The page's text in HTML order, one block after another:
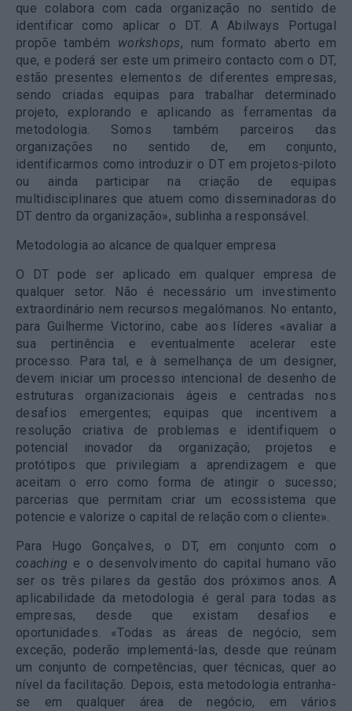
que colabora com cada organização no sentido de
identificar como aplicar o DT. A Abilways Portugal
propõe também workshops, num formato aberto em
que, e poderá ser este um primeiro contacto com o DT,
estão presentes elementos de diferentes empresas,
sendo criadas equipas para trabalhar determinado
projeto, explorando e aplicando as ferramentas da
metodologia. Somos também parceiros das
organizações no sentido de, em conjunto,
identificarmos como introduzir o DT em projetos-piloto
ou ainda participar na criação de equipas
multidisciplinares que atuem como disseminadoras do
DT dentro da organização», sublinha a responsável.
Metodologia ao alcance de qualquer empresa
O DT pode ser aplicado em qualquer empresa de
qualquer setor. Não é necessário um investimento
extraordinário nem recursos megalómanos. No entanto,
para Guilherme Victorino, cabe aos líderes «avaliar a
sua pertinência e eventualmente acelerar este
processo. Para tal, e à semelhança de um designer,
devem iniciar um processo intencional de desenho de
estruturas organizacionais ágeis e centradas nos
desafios emergentes; equipas que incentivem a
resolução criativa de problemas e identifiquem o
potencial inovador da organização; projetos e
protótipos que privilegiam a aprendizagem e que
aceitam o erro como forma de atingir o sucesso;
parcerias que permitam criar um ecossistema que
potencie e valorize o capital de relação com o cliente».
Para Hugo Gonçalves, o DT, em conjunto com o
coaching e o desenvolvimento do capital humano vão
ser os três pilares da gestão dos próximos anos. A
aplicabilidade da metodologia é geral para todas as
empresas, desde que existam desafios e
oportunidades. «Todas as áreas de negócio, sem
exceção, poderão implementá-las, desde que reúnam
um conjunto de competências, quer técnicas, quer ao
nível da facilitação. Depois, esta metodologia entranha-
se em qualquer área de negócio, em vários